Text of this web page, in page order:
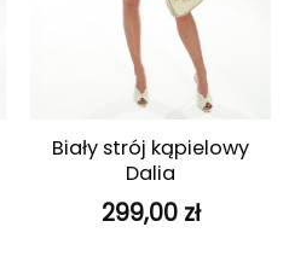
Biały strój kąpielowy
Dalia
299,00 zł